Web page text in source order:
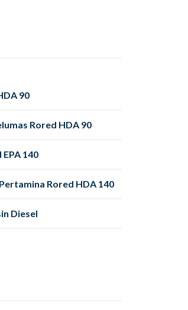
90
Rored HDA 90
140
Rored HDA 140
Diesel